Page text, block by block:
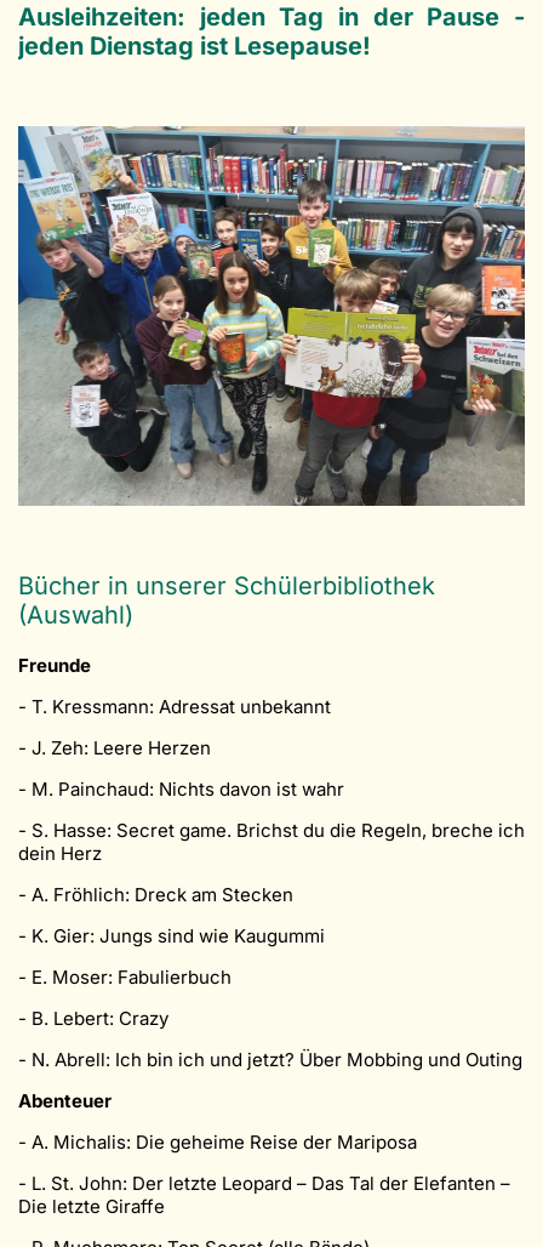
Ausleihzeiten: jeden Tag in der Pause -
jeden Dienstag ist Lesepause!
Bücher in unserer Schülerbibliothek
(Auswahl)
Freunde
- T. Kressmann: Adressat unbekannt
- J. Zeh: Leere Herzen
- M. Painchaud: Nichts davon ist wahr
- S. Hasse: Secret game. Brichst du die Regeln, breche ich
dein Herz
- A. Fröhlich: Dreck am Stecken
- K. Gier: Jungs sind wie Kaugummi
- E. Moser: Fabulierbuch
- B. Lebert: Crazy
- N. Abrell: Ich bin ich und jetzt? Über Mobbing und Outing
Abenteuer
- A. Michalis: Die geheime Reise der Mariposa
- L. St. John: Der letzte Leopard – Das Tal der Elefanten –
Die letzte Giraffe